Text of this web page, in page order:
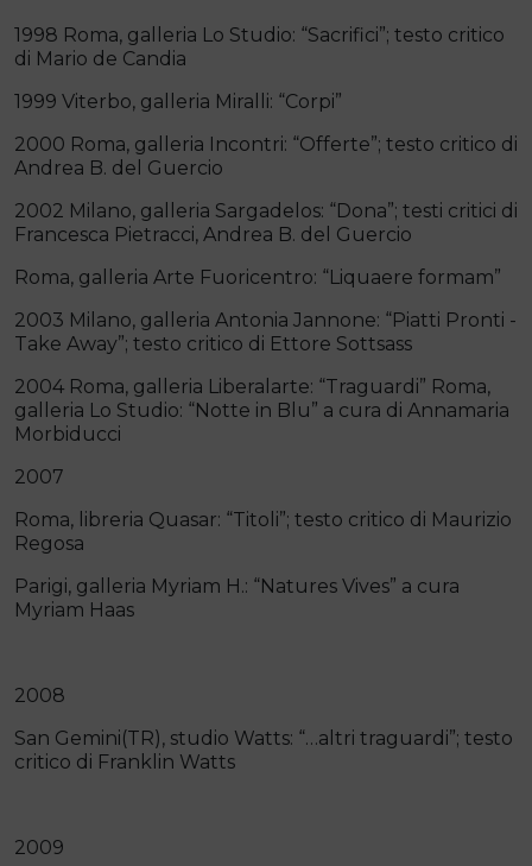
1998 Roma, galleria Lo Studio: “Sacrifici”; testo critico
di Mario de Candia
1999 Viterbo, galleria Miralli: “Corpi”
2000 Roma, galleria Incontri: “Offerte”; testo critico di
Andrea B. del Guercio
2002 Milano, galleria Sargadelos: “Dona”; testi critici di
Francesca Pietracci, Andrea B. del Guercio
Roma, galleria Arte Fuoricentro: “Liquaere formam”
2003 Milano, galleria Antonia Jannone: “Piatti Pronti ­
Take Away”; testo critico di Ettore Sottsass
2004 Roma, galleria Liberalarte: “Traguardi” Roma,
galleria Lo Studio: “Notte in Blu” a cura di Annamaria
Morbiducci
2007
Roma, libreria Quasar: “Titoli”; testo critico di Maurizio
Regosa
Parigi, galleria Myriam H.: “Natures Vives” a cura
Myriam Haas
2008
San Gemini(TR), studio Watts: “…altri traguardi”; testo
critico di Franklin Watts
2009